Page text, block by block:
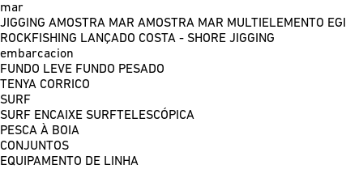
mar
JIGGING AMOSTRA MAR AMOSTRA MAR MULTIELEMENTO EGI
ROCKFISHING LANÇADO COSTA - SHORE JIGGING
embarcacion
FUNDO LEVE FUNDO PESADO
TENYA CORRICO
SURF
SURF ENCAIXE SURFTELESCÓPICA
PESCA À BOIA
CONJUNTOS
EQUIPAMENTO DE LINHA